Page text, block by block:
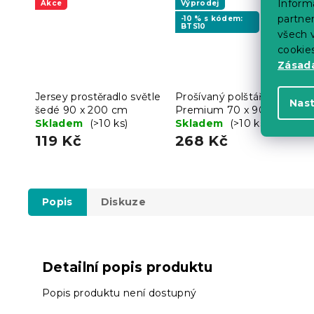
všech
Akce
Jersey prostěradlo světle
šedé 90 x 200 cm
Skladem
(>10 ks)
119 Kč
Výprodej
-10 % s kódem:
BTS10
Prošívaný polštář
Premium 70 x 90 cm
Skladem
(>10 ks)
268 Kč
Popis Diskuze
Detailní popis produktu
Popis produktu není dostupný